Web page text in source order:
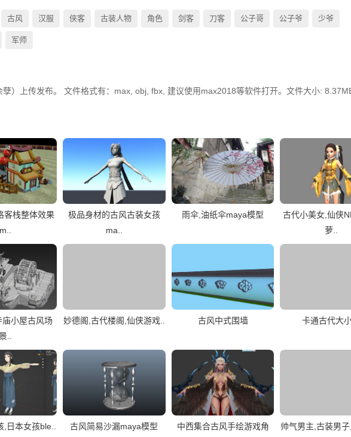
古风 汉服 侠客 古装人物 角色 剑客 刀客 公子哥 公子爷 少爷
军师
）上传发布。 文件格式有：max, obj, fbx, 建议使用max2018等软件打开。文件大小:
客栈整体效果
m..
极品身材的古风古装女孩
ma..
雨伞,油纸伞maya模型
古代小美女,仙侠
萝..
庙小屋古风场
..
妙德阁,古代楼阁,仙侠游戏.. 古风中式围墙 卡通古代大
日本女孩ble.. 古风简易沙漏maya模型
中西集合古风手绘游戏角
帅气男主,古装男子